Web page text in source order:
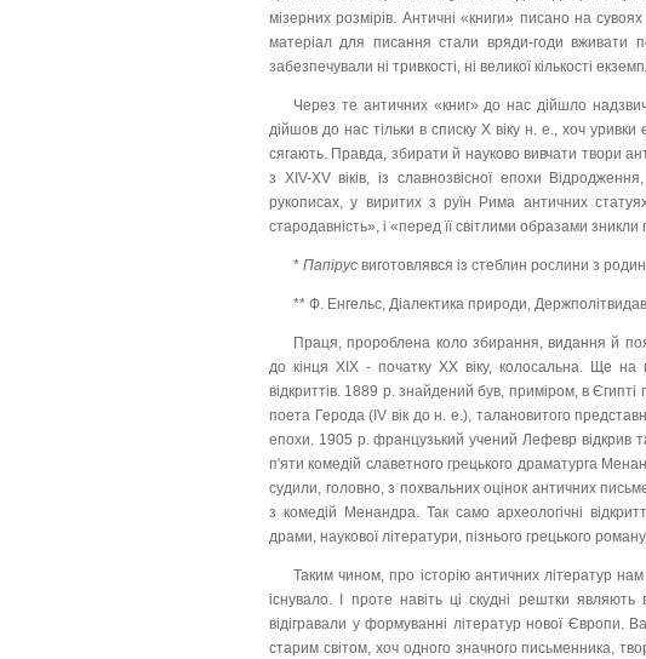
мізерних розмірів. Античні «книги» писано на
матеріал для писання стали вряди-годи вживати
забезпечували ні тривкості, ні великої кількості
Через те античних «книг» до нас дійшло
дійшов до нас тільки в списку X віку н. е., хоч
сягають. Правда, збирати й науково вивчати твори
з XIV-XV віків, із славнозвісної епохи
рукописах, у виритих з руїн Рима античних
стародавність», і «перед її світлими образами
* Папірус виготовлявся із стеблин рослини з
** Ф. Енгельс, Діалектика природи,
Праця, пророблена коло збирання, видання й
до кінця XIX - початку XX віку, колосальна. Ще на
відкриттів. 1889 р. знайдений був, приміром, в
поета Герода (IV вік до н. е.), талановитого
епохи. 1905 р. французький учений Лефевр відкрив
п'яти комедій славетного грецького драматурга
судили, головно, з похвальних оцінок античних
з комедій Менандра. Так само археологічні
драми, наукової літератури, пізнього грецького
Таким чином, про історію античних літератур
існувало. І проте навіть ці скудні рештки
відігравали у формуванні літератур нової Європи.
старим світом, хоч одного значного письменника,